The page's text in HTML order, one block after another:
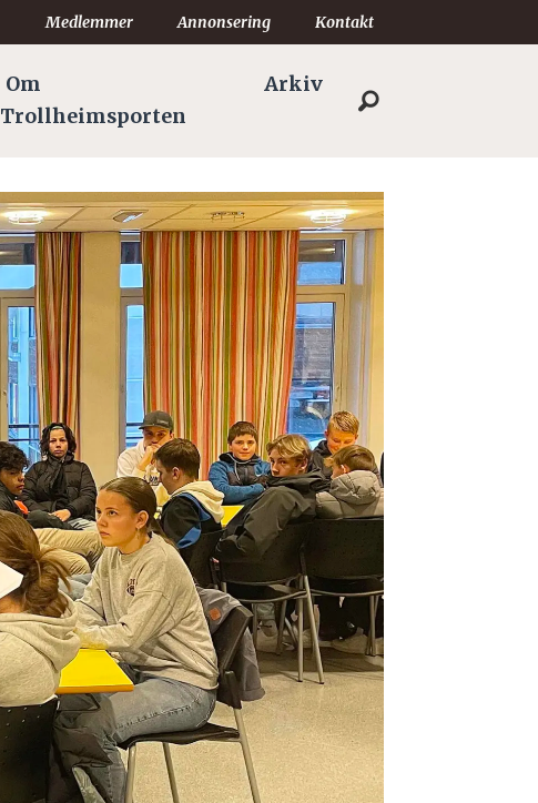
Medlemmer Annonsering Kontakt
Om
Trollheimsporten
Arkiv